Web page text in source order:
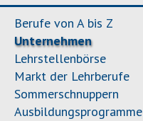
Berufe von A bis Z
Unternehmen
Lehrstellenbörse
Markt der Lehrberufe
Sommerschnuppern
Ausbildungsprogramme